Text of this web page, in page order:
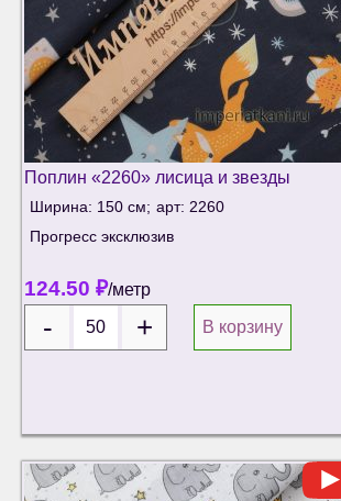
Поплин «2260» лисица и звезды
Ширина: 150 см; арт: 2260
Прогресс эксклюзив
124.50 ₽/метр
В корзину